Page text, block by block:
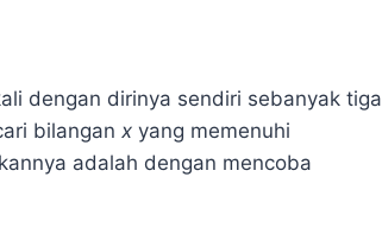
dengan dirinya sendiri sebanyak tiga
bilangan x yang memenuhi
adalah dengan mencoba